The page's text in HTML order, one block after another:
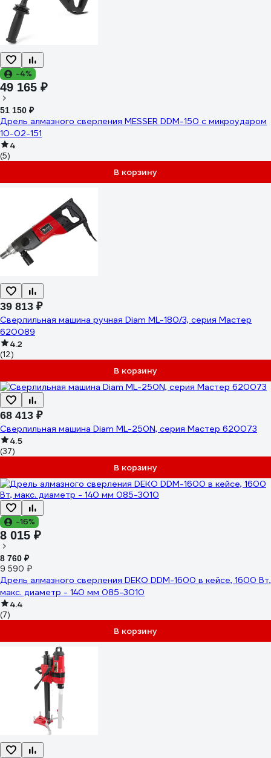
-4%
49 165 ₽
51 150 ₽
Дрель алмазного сверления MESSER DDM-150 с микроударом
10-02-151
4
(5)
В корзину
39 813 ₽
Сверлильная машина ручная Diam ML-180/3, серия Мастер
620089
4.2
(12)
В корзину
68 413 ₽
Сверлильная машина Diam ML-250N, серия Мастер 620073
4.5
(37)
В корзину
-16%
8 015 ₽
8 760 ₽
9 590 ₽
Дрель алмазного сверления DEKO DDM-1600 в кейсе, 1600 Вт,
макс. диаметр - 140 мм 085-3010
4.4
(7)
В корзину